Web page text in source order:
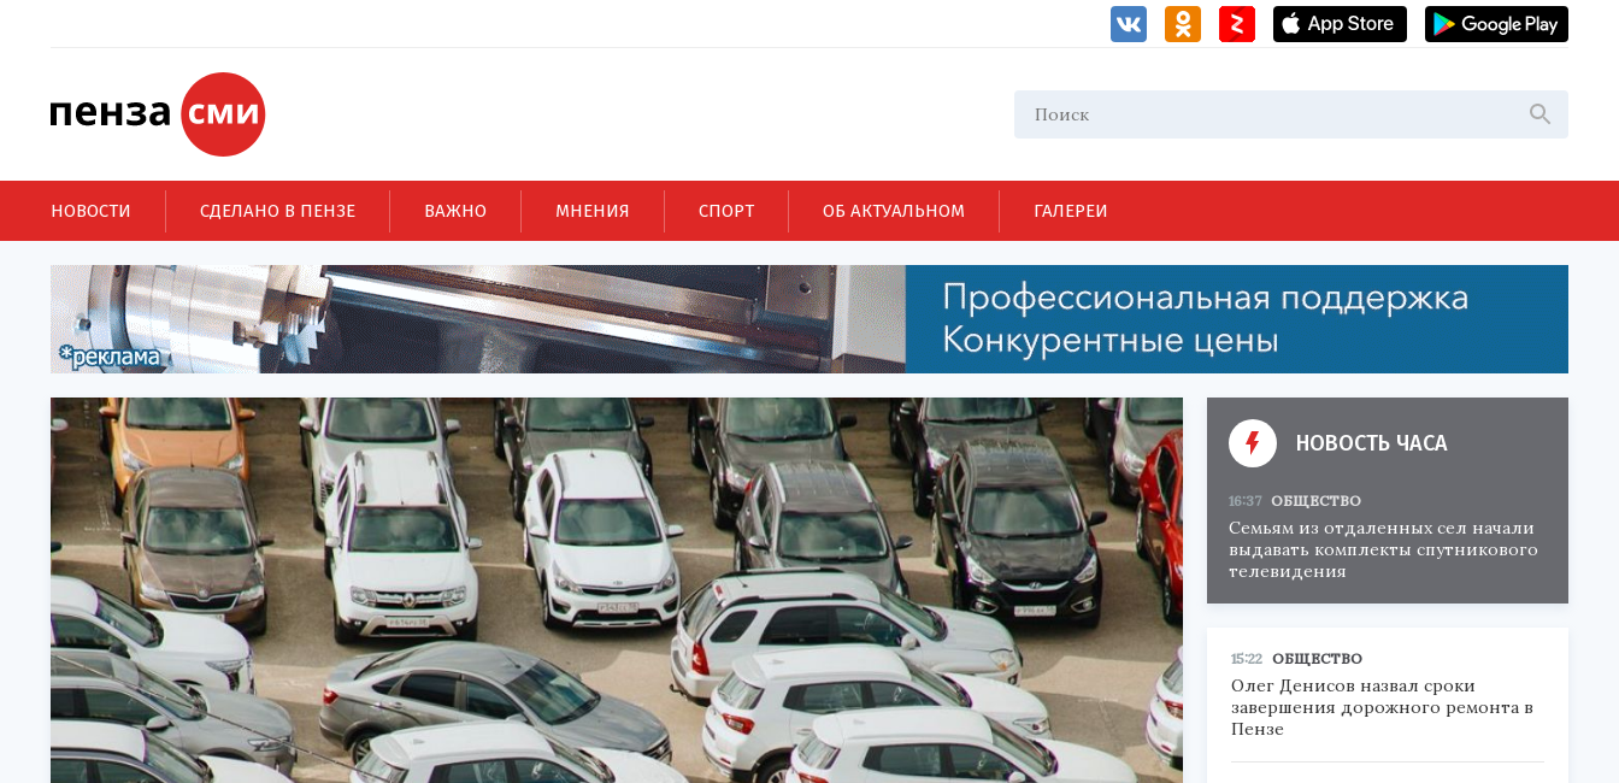
НОВОСТИ СДЕЛАНО В ПЕНЗЕ ВАЖНО МНЕНИЯ СПОРТ ОБ АКТУАЛЬНОМ ГАЛЕРЕИ
НОВОСТЬ ЧАСА
16:37 ОБЩЕСТВО
Семьям из отдаленных сел начали
выдавать комплекты спутникового
телевидения
15:22 ОБЩЕСТВО
Олег Денисов назвал сроки
завершения дорожного ремонта в
Пензе